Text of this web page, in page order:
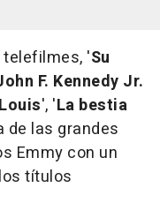
'Su
F. Kennedy Jr.
', 'La bestia
de las grandes
Emmy con un
títulos